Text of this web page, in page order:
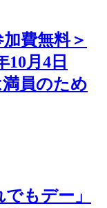
費無料＞
10月4日
員のため
もデー」